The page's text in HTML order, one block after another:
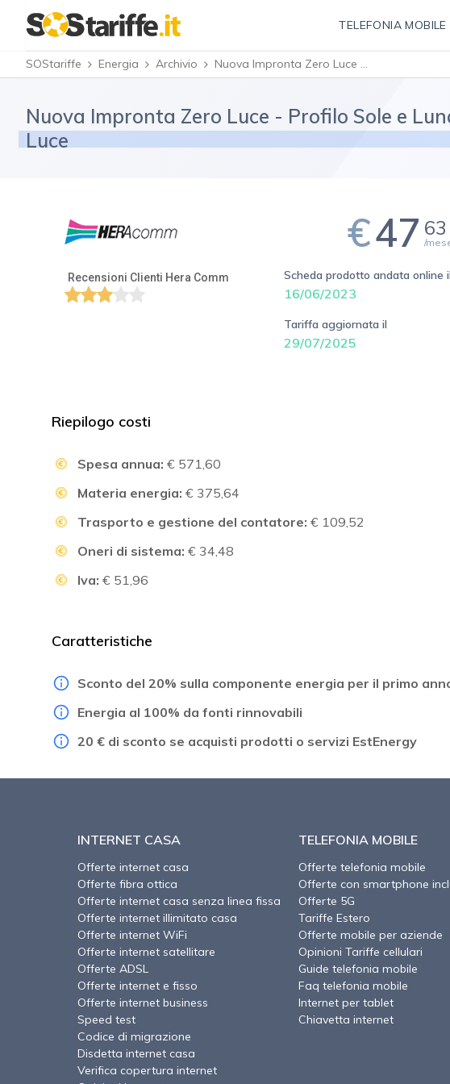
TELEFONIA MOBILE
SOStariffe Energia Archivio Nuova Impronta Zero Luce - Profilo Sole e Luna
Nuova Impronta Zero Luce - Profilo Sole e
Luce
€47 63
/
Recensioni Clienti Hera Comm Scheda prodotto andata online il
16/06/2023
Tariffa aggiornata il
29/07/2025
Riepilogo costi
Spesa annua: € 571,60
Materia energia: € 375,64
Trasporto e gestione del contatore: € 109,52
Oneri di sistema: € 34,48
Iva: € 51,96
Caratteristiche
Sconto del 20% sulla componente energia per il primo
Energia al 100% da fonti rinnovabili
20 € di sconto se acquisti prodotti o servizi EstEnergy
INTERNET CASA
Offerte internet casa
Offerte fibra ottica
Offerte internet casa senza linea fissa
Offerte internet illimitato casa
Offerte internet WiFi
Offerte internet satellitare
Offerte ADSL
Offerte internet e fisso
Offerte internet business
Speed test
Codice di migrazione
Disdetta internet casa
Verifica copertura internet
TELEFONIA MOBILE
Offerte telefonia mobile
Offerte con smartphone
Offerte 5G
Tariffe Estero
Offerte mobile per aziende
Opinioni Tariffe cellulari
Guide telefonia mobile
Faq telefonia mobile
Internet per tablet
Chiavetta internet